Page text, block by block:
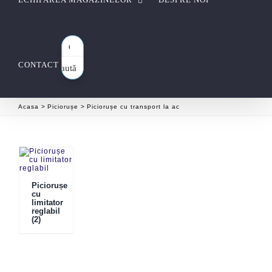
CONTACTCaută
Acasa Piciorușe Piciorușe cu transport la ac
Piciorușe
cu
limitator
reglabil
(2)